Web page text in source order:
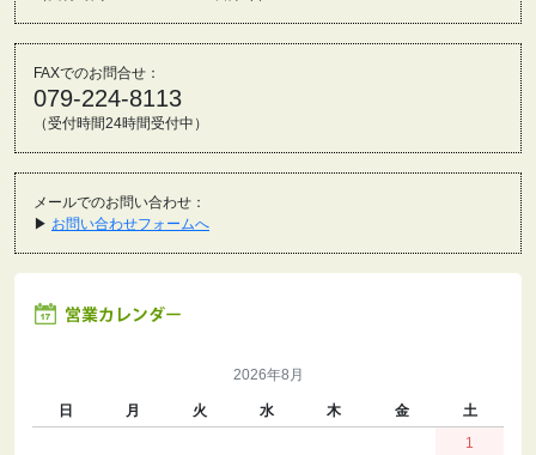
FAXでのお問合せ：
079-224-8113
（受付時間24時間受付中）
メールでのお問い合わせ：
▶ お問い合わせフォームへ
2026年8月
日 月 火 水 木 金
土
1